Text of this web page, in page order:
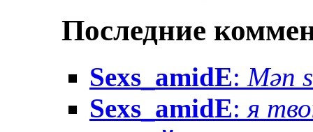
Последние
Sexs_amidE: Mən
Sexs_amidE: я